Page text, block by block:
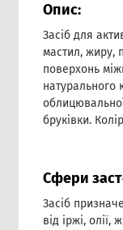
Опис:
Засіб для
мастил, жиру,
поверхонь
натурального
бруківки.
Сфери
Засіб
від іржі, олії,